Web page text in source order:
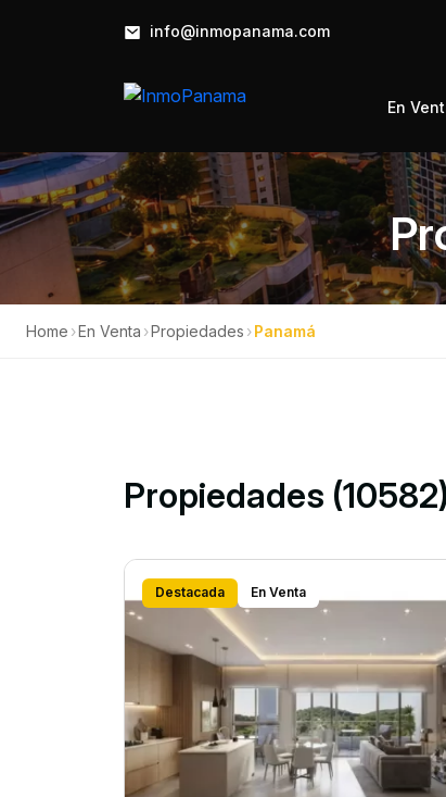
info@inmopanama.com
En
Home ›En Venta ›Propiedades ›Panamá
Propiedades (10582)
Destacada En Venta